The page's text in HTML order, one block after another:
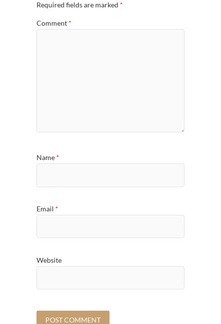
Required fields are marked *
Comment *
Name *
Email *
Website